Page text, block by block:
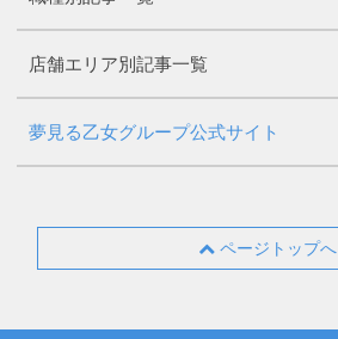
店舗エリア別記事一覧
夢見る乙女グループ公式サイト
ページトップへ